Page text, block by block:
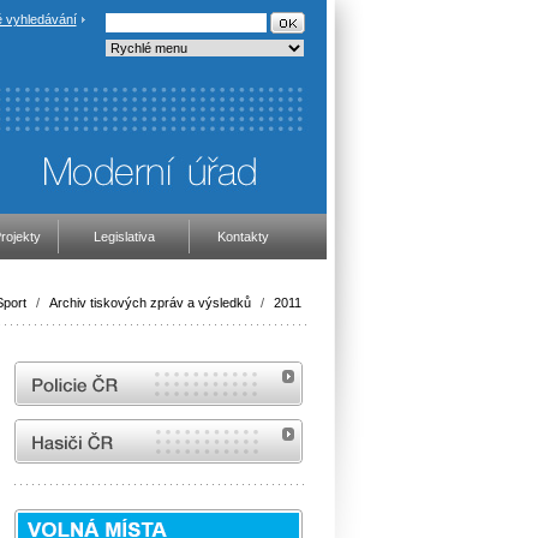
vyhledávání
Legislativa Kontakty
/ Archiv tiskových zpráv a výsledků / 2011
internetové stránky Policie ČR
internetové stránky Hasiči ČR